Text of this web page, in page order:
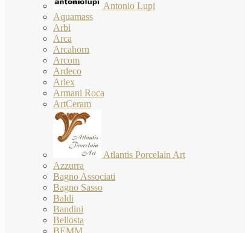
Antonio Lupi
Aquamass
Arbi
Arca
Arcahorn
Arcom
Ardeco
Arlex
Armani Roca
ArtCeram
Atlantis Porcelain Art
Azzurra
Bagno Associati
Bagno Sasso
Baldi
Bandini
Bellosta